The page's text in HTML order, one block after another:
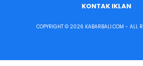
KONTAK IKLAN
COPYRIGHT © 2026 KABARBALI.COM - ALL